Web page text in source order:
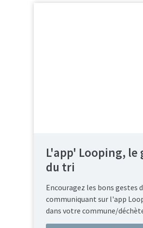
L'app' Looping, le
du tri
Encouragez les bons gestes
communiquant sur l'app
dans votre commune/